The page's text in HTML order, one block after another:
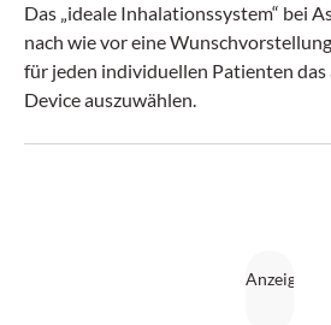
Das „ideale Inhalationssystem“ bei
nach wie vor eine
für jeden individuellen Patienten das
Device auszuwählen.